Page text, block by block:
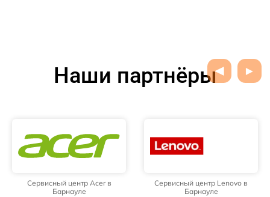
Наши партнёры
Сервисный центр Acer в
Барнауле
Сервисный центр Lenovo в
Барнауле